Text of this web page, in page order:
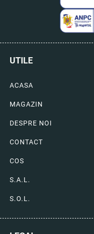
UTILE
ACASA
MAGAZIN
DESPRE NOI
CONTACT
COS
S.A.L.
S.O.L.